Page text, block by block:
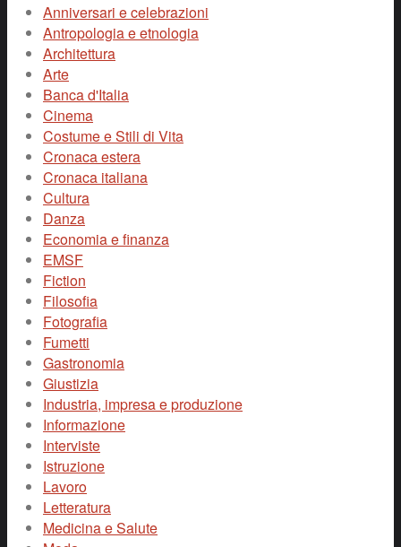
Anniversari e celebrazioni
Antropologia e etnologia
Architettura
Arte
Banca d'Italia
Cinema
Costume e Stili di Vita
Cronaca estera
Cronaca italiana
Cultura
Danza
Economia e finanza
EMSF
Fiction
Filosofia
Fotografia
Fumetti
Gastronomia
Giustizia
Industria, impresa e produzione
Informazione
Interviste
Istruzione
Lavoro
Letteratura
Medicina e Salute